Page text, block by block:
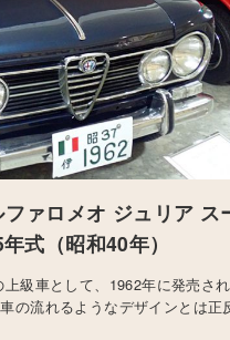
ァロメオ ジュリア ス
式（昭和40年）
級車として、1962年に発売さ
の流れるようなデザインとは正